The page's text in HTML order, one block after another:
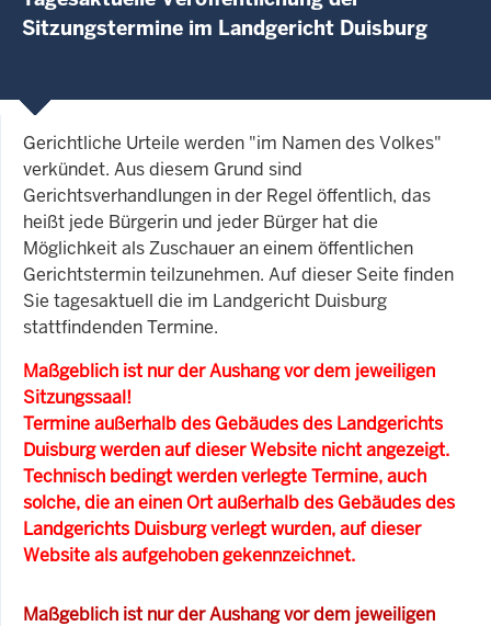
Sitzungstermine im Landgericht Duisburg
Gerichtliche Urteile werden "im Namen des Volkes"
verkündet. Aus diesem Grund sind
Gerichtsverhandlungen in der Regel öffentlich, das
heißt jede Bürgerin und jeder Bürger hat die
Möglichkeit als Zuschauer an einem öffentlichen
Gerichtstermin teilzunehmen. Auf dieser Seite finden
Sie tagesaktuell die im Landgericht Duisburg
stattfindenden Termine.
Maßgeblich ist nur der Aushang vor dem jeweiligen
Sitzungssaal!
Termine außerhalb des Gebäudes des Landgerichts
Duisburg werden auf dieser Website nicht angezeigt.
Technisch bedingt werden verlegte Termine, auch
solche, die an einen Ort außerhalb des Gebäudes des
Landgerichts Duisburg verlegt wurden, auf dieser
Website als aufgehoben gekennzeichnet.
Maßgeblich ist nur der Aushang vor dem jeweiligen